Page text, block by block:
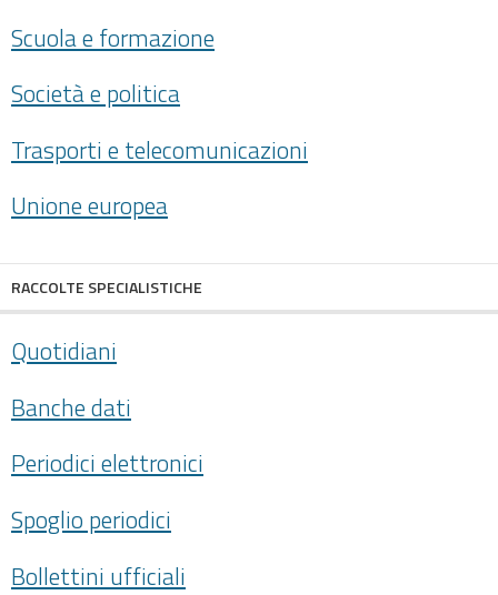
Scuola e formazione
Società e politica
Trasporti e telecomunicazioni
Unione europea
RACCOLTE SPECIALISTICHE
Quotidiani
Banche dati
Periodici elettronici
Spoglio periodici
Bollettini ufficiali